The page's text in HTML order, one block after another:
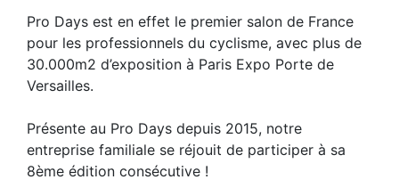
Pro Days est en effet le premier salon de France
pour les professionnels du cyclisme, avec plus de
30.000m2 d’exposition à Paris Expo Porte de
Versailles.
Présente au Pro Days depuis 2015, notre
entreprise familiale se réjouit de participer à sa
8ème édition consécutive !